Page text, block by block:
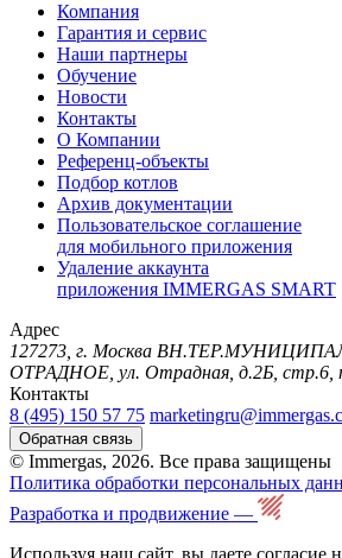
Компания
Гарантия и сервис
Наши партнеры
Обучение
Новости
Контакты
О Компании
Референц-объекты
Подбор котлов
Архив документации
Пользовательское соглашение
для мобильного приложения
Удаление аккаунта
приложения IMMERGAS SMART
Адрес
127273, г. Москва
ОТРАДНОЕ, ул. Отрадная, д.2Б, стр.6,
Контакты
8 (495) 150 57 75
Обратная связь
© Immergas, 2026. Все права защищены
Политика обработки персональных
Разработка и продвижение —